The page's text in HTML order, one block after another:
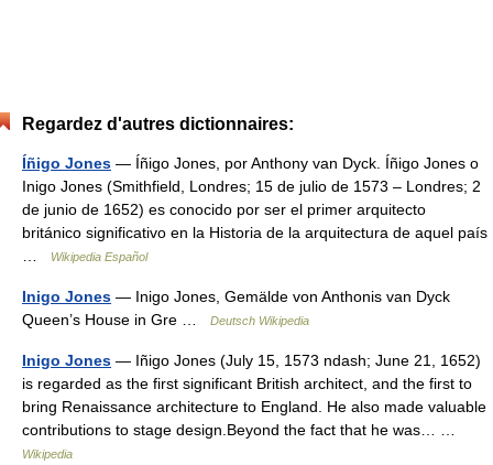
Regardez d'autres dictionnaires:
Íñigo Jones — Íñigo Jones, por Anthony van Dyck. Íñigo Jones o
Inigo Jones (Smithfield, Londres; 15 de julio de 1573 – Londres; 2
de junio de 1652) es conocido por ser el primer arquitecto
británico significativo en la Historia de la arquitectura de aquel país
…
Wikipedia Español
Inigo Jones — Inigo Jones, Gemälde von Anthonis van Dyck
Queen’s House in Gre …
Deutsch Wikipedia
Inigo Jones — Iñigo Jones (July 15, 1573 ndash; June 21, 1652)
is regarded as the first significant British architect, and the first to
bring Renaissance architecture to England. He also made valuable
contributions to stage design.Beyond the fact that he was… …
Wikipedia